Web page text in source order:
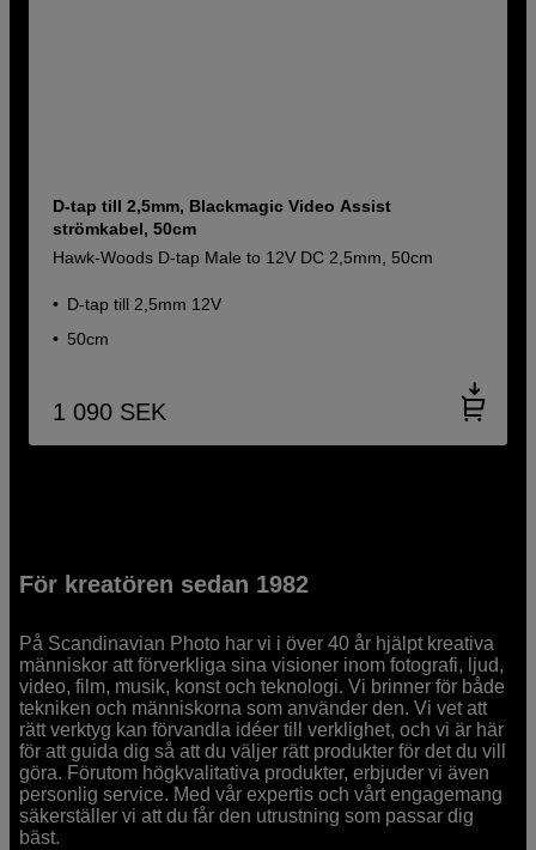
D-tap till 2,5mm, Blackmagic Video Assist
strömkabel, 50cm
Hawk-Woods D-tap Male to 12V DC 2,5mm, 50cm
D-tap till 2,5mm 12V
50cm
1 090 SEK
För kreatören sedan 1982
På Scandinavian Photo har vi i över 40 år hjälpt kreativa
människor att förverkliga sina visioner inom fotografi, ljud,
video, film, musik, konst och teknologi. Vi brinner för både
tekniken och människorna som använder den. Vi vet att
rätt verktyg kan förvandla idéer till verklighet, och vi är här
för att guida dig så att du väljer rätt produkter för det du vill
göra. Förutom högkvalitativa produkter, erbjuder vi även
personlig service. Med vår expertis och vårt engagemang
säkerställer vi att du får den utrustning som passar dig
bäst.